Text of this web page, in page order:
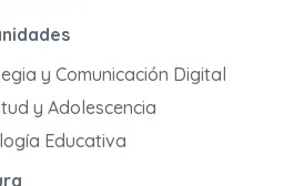
y Comunicación Digital
y Adolescencia
Educativa